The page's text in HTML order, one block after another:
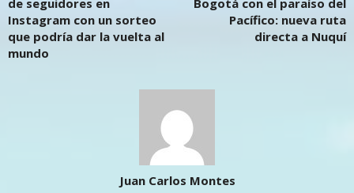
Instagram con un sorteo
que podría dar la vuelta al
mundo
Pacífico: nueva ruta
directa a Nuquí
Juan Carlos Montes